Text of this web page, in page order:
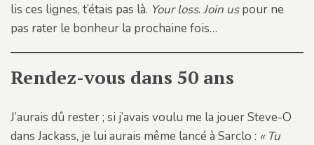
lis ces lignes, t’étais pas là. Your loss. Join uspour ne
pas rater le bonheur la prochaine fois…
Rendez-vous dans 50 ans
J’aurais dû rester ; si j’avais voulu me la jouer Steve-O
dans Jackass, je lui aurais même lancé à Sarclo : « Tu